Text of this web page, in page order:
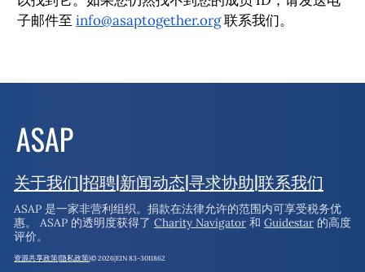
子邮件至info@asaptogether.org联系我们。
关于我们|招聘|新闻动态|寻求协助|联系我们
ASAP 是一家非营利组织。捐款在法律允许的范围内可享受税务优
惠。
ASAP 的透明度获得了 Charity Navigator 和 Guidestar 的高度
评价。
资源共享政策|隐私政策|© 2026|EIN 83-3011862